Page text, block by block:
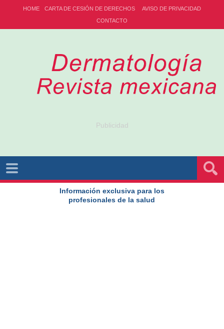
HOME CARTA DE CESIÓN DE DERECHOS
AVISO DE PRIVACIDAD
CONTACTO
Publicidad
Información exclusiva para los
profesionales de la salud